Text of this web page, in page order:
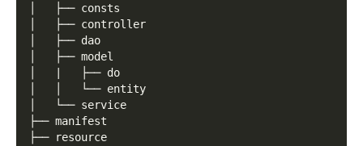
│   ├── consts
│   ├── controller
│   ├── dao
│   ├── model
│   |   ├── do
│   │   └── entity
│   └── service
├── manifest
├── resource